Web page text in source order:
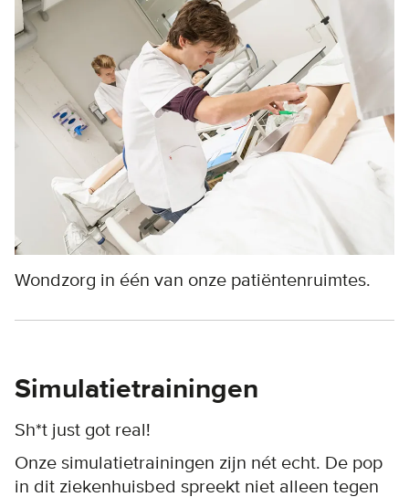
Wondzorg in één van onze patiëntenruimtes.
Simulatietrainingen
Sh*t just got real!
Onze simulatietrainingen zijn nét echt. De pop
in dit ziekenhuisbed spreekt niet alleen tegen